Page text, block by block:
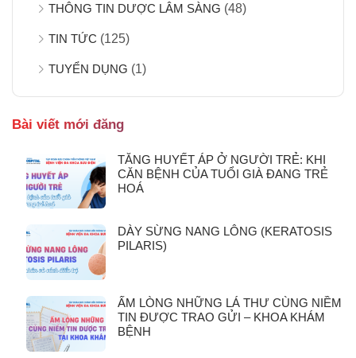
THÔNG TIN DƯỢC LÂM SÀNG (48)
TIN TỨC (125)
TUYỂN DỤNG (1)
Bài viết mới đăng
TĂNG HUYẾT ÁP Ở NGƯỜI TRẺ: KHI
CĂN BỆNH CỦA TUỔI GIÀ ĐANG TRẺ
HOÁ
DÀY SỪNG NANG LÔNG (KERATOSIS
PILARIS)
ẤM LÒNG NHỮNG LÁ THƯ CÙNG NIỀM
TIN ĐƯỢC TRAO GỬI – KHOA KHÁM
BỆNH